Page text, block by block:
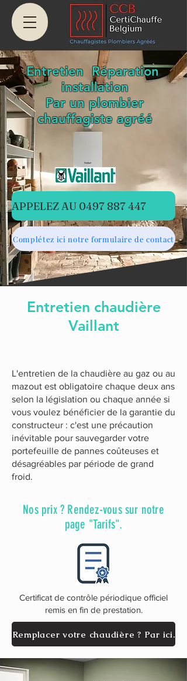
Entretien Réparation
installation
Par un plombier
chauffagiste agréé
APPELEZ AU 0497 887 447
Complétez ici notre formulaire de contact
Entretien chaudière
Vaillant
L'entretien de la chaudière au gaz ou au
mazout est obligatoire chaque deux ans
selon la législation ou chaque année si
vous voulez bénéficier de la garantie du
constructeur : c'est une précaution
inévitable pour sauvegarder votre
portefeuille de pannes coûteuses et
désagréables par période de grand
froid.
Nos prix ? Rendez-vous sur notre
page "Tarifs".
Certificat de contrôle périodique officiel
remis en fin de prestation.
Remplacer votre chaudière ? Par ici.